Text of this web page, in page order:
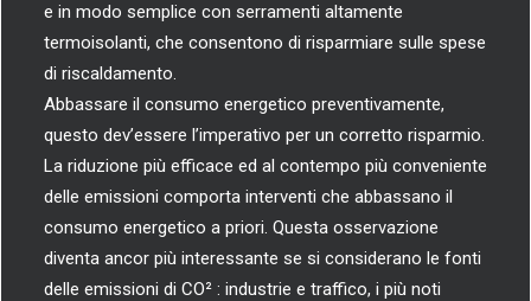
e in modo semplice con serramenti altamente
termoisolanti, che consentono di risparmiare sulle spese
di riscaldamento.
Abbassare il consumo energetico preventivamente,
questo dev’essere l’imperativo per un corretto risparmio.
La riduzione più efficace ed al contempo più conveniente
delle emissioni comporta interventi che abbassano il
consumo energetico a priori. Questa osservazione
diventa ancor più interessante se si considerano le fonti
delle emissioni di CO² : industrie e traffico, i più noti